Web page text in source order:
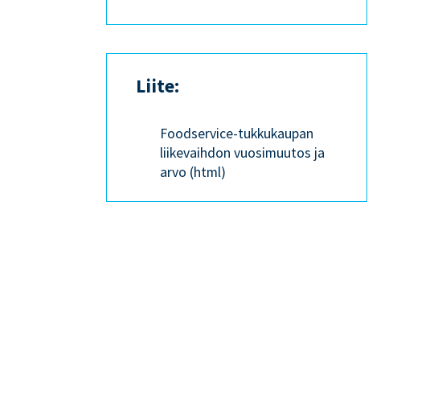
Liite:
Foodservice-tukkukaupan
liikevaihdon vuosimuutos ja
arvo (html)